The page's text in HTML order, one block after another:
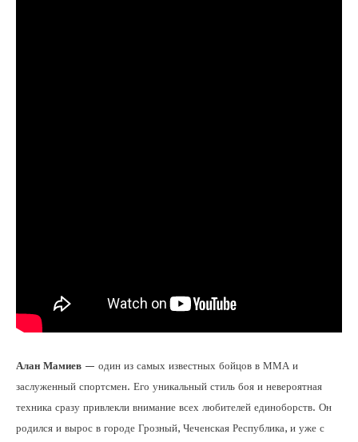
Алан Мамиев — один из самых известных бойцов в ММА и
заслуженный спортсмен. Его уникальный стиль боя и невероятная
техника сразу привлекли внимание всех любителей единоборств. Он
родился и вырос в городе Грозный, Чеченская Республика, и уже с